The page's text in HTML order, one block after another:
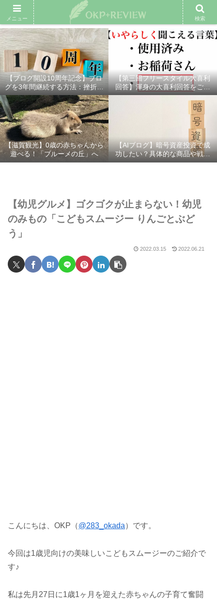
雑記ブログ プロフィール 余興動画 ベスト大喜利 スポ
【ブログ開設10周年記念】ブロ
グを3年間継続する方法：挫折し
ないための7つの秘訣
【第三回フリースタイル大喜利
回答】渾身の大喜利回答をご紹
介！
【滋賀観光】0歳の赤ちゃんから
遊べる！「ブルーメの丘」へ
【AIブログ】暗号資産投資で成
功したい？具体的な商品や戦略
を分かりやすく解説！
【幼児グルメ】ゴクゴクが止まらない！幼児
のみもの「こどもスムージー りんごとぶど
う」
2022.03.15 2022.06.21
こんにちは、OKP（@283_okada）です。
今回は1歳児向けの美味しいこどもスムージーのご紹介で
す♪
私は先月27日に1歳1ヶ月を迎えた赤ちゃんの子育て奮闘
メニュー 検索